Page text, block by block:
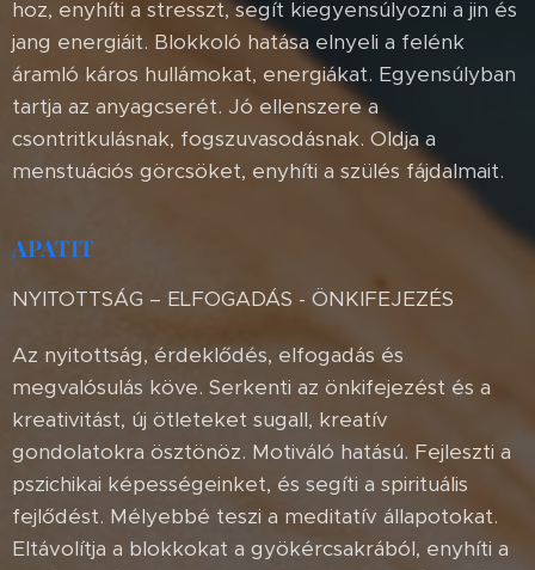
hoz, enyhíti a stresszt, segít kiegyensúlyozni a jin és
jang energiáit. Blokkoló hatása elnyeli a felénk
áramló káros hullámokat, energiákat. Egyensúlyban
tartja az anyagcserét. Jó ellenszere a
csontritkulásnak, fogszuvasodásnak. Oldja a
menstuációs görcsöket, enyhíti a szülés fájdalmait.
APATIT
NYITOTTSÁG – ELFOGADÁS - ÖNKIFEJEZÉS
Az nyitottság, érdeklődés, elfogadás és
megvalósulás köve. Serkenti az önkifejezést és a
kreativitást, új ötleteket sugall, kreatív
gondolatokra ösztönöz. Motiváló hatású. Fejleszti a
pszichikai képességeinket, és segíti a spirituális
fejlődést. Mélyebbé teszi a meditatív állapotokat.
Eltávolítja a blokkokat a gyökércsakrából, enyhíti a